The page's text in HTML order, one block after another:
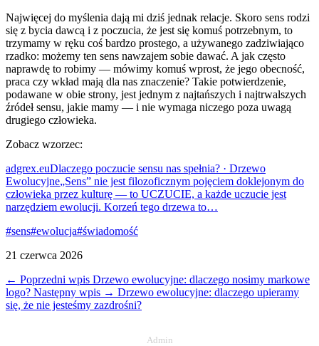
Najwięcej do myślenia dają mi dziś jednak relacje. Skoro sens rodzi
się z bycia dawcą i z poczucia, że jest się komuś potrzebnym, to
trzymamy w ręku coś bardzo prostego, a używanego zadziwiająco
rzadko: możemy ten sens nawzajem sobie dawać. A jak często
naprawdę to robimy — mówimy komuś wprost, że jego obecność,
praca czy wkład mają dla nas znaczenie? Takie potwierdzenie,
podawane w obie strony, jest jednym z najtańszych i najtrwalszych
źródeł sensu, jakie mamy — i nie wymaga niczego poza uwagą
drugiego człowieka.
Zobacz wzorzec:
adgrex.euDlaczego poczucie sensu nas spełnia? · Drzewo
Ewolucyjne„Sens” nie jest filozoficznym pojęciem doklejonym do
człowieka przez kulturę — to UCZUCIE, a każde uczucie jest
narzędziem ewolucji. Korzeń tego drzewa to…
#sens#ewolucja#świadomość
21 czerwca 2026
← Poprzedni wpis Drzewo ewolucyjne: dlaczego nosimy markowe
logo? Następny wpis → Drzewo ewolucyjne: dlaczego upieramy
się, że nie jesteśmy zazdrośni?
Admin